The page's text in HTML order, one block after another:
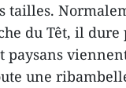
tailles.
du Têt, il
paysans
une